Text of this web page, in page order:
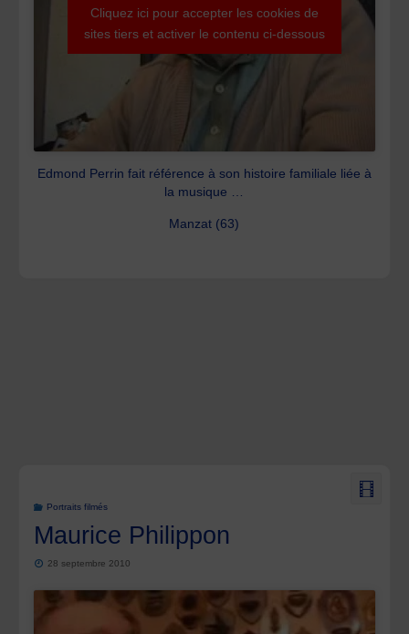
Cliquez ici pour accepter les cookies de
sites tiers et activer le contenu ci-dessous
Edmond Perrin fait référence à son histoire familiale liée à
la musique …
Manzat (63)
Portraits filmés
Maurice Philippon
28 septembre 2010